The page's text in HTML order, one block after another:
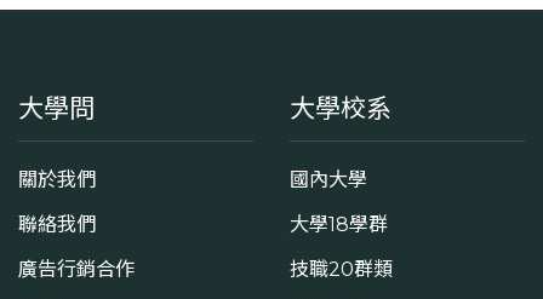
大學問
關於我們
聯絡我們
廣告行銷合作
大學校系
國內大學
大學18學群
技職20群類